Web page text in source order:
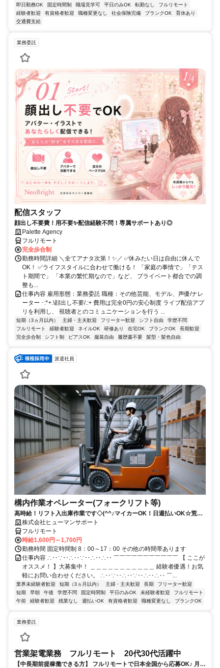
即日勤務OK 固定時間制 職場見学可 平日のみOK 転勤なし
フルリモート
経験者歓迎
有資格者歓迎 職種変更なし 社会保険完備 ブランクOK
育休あり
交通費支給
業務委託
配信スタッフ
顔出し不要費！用不要✨配信経験不問！専属サポートあり◎
Palette Agency
フルリモート
完全歩合制
勤務時間詳細 ＼全てアナタ次第！✨／ ✅休みたい日は自由に休んで
OK！ ✅ライフスタイルに合わせて働ける！ 「家庭の事情で」「テス
ト期間で」 「本業の繁忙期なので」など、 プライベート都合での調
整も...
仕事内容 雇用形態：業務委託 職種：その他芸能、モデル、声優/ナレ
ーター ･:*+.\顔出し不要/.:+ 費用は完全0円の安心制度 ライブ配信アプ
リを利用し、 視聴者とのコミュニケーションを行う ...
短期（3ヵ月以内） 主婦・主夫歓迎 フリーター歓迎 シフト自由
学歴不問
フルリモート
経験者歓迎 ネイルOK 研修あり 在宅OK ブランクOK
長期歓迎
完全歩合制
シフト制 ピアスOK 服装自由 履歴書不要 髪型・髪色自由
派遣社員
構内作業オペレーター(フォークリフト等)
高時給！リフト入出庫作業です◇(^^♪マイカーOK！日週払いOK☆荒本
駅★【シゴト№0619】
株式会社ヒューマンサポート
フルリモート
時給1,600円～1,700円
勤務時間 固定時間制 8：00～17：00 その他の時間帯あります
仕事内容 ∴‥∵‥∴‥∵‥∴‥∴‥ ￣￣￣￣￣￣￣￣￣￣￣ 【 ここが
オススメ！ 】大募集中！ ＿＿＿＿＿＿＿＿＿＿＿ 経験者優遇！お気
軽にお問い合わせください。 ∴‥∵‥∴‥∵‥∴‥∴‥ ￣...
業界未経験者歓迎 短期（3ヵ月以内） 主婦・主夫歓迎 長期
フリーター歓迎
短期
早朝 午後 学歴不問 固定時間制 平日のみOK 未経験者歓迎
フルリモート
午前
経験者歓迎 残業なし 週払いOK 有資格者歓迎 職種変更なし ブランクOK
業務委託
営業架電業務 フルリモート 20代30代活躍中
【中長期前提稼働できる方】 フルリモートで日本全国から応募OK♪ 月稼